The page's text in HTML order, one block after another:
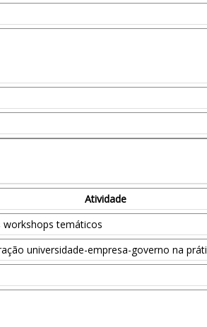
Atividade
workshops temáticos
universidade-empresa-governo na